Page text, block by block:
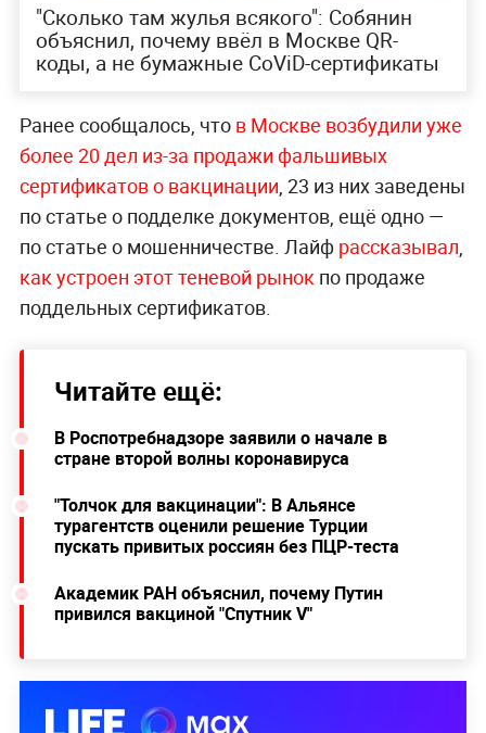
"Сколько там жулья всякого": Собянин
объяснил, почему ввёл в Москве QR-
коды, а не бумажные CoViD-сертификаты
Ранее сообщалось, что в Москве возбудили уже
более 20 дел из-за продажи фальшивых
сертификатов о вакцинации, 23 из них заведены
по статье о подделке документов, ещё одно —
по статье о мошенничестве. Лайф рассказывал,
как устроен этот теневой рынокпо продаже
поддельных сертификатов.
Читайте ещё:
В Роспотребнадзоре заявили о начале в
стране второй волны коронавируса
"Толчок для вакцинации": В Альянсе
турагентств оценили решение Турции
пускать привитых россиян без ПЦР-теста
Академик РАН объяснил, почему Путин
привился вакциной "Спутник V"